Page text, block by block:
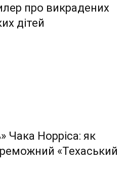
про викрадених
дітей
Чака Норріса: як
«Техаський